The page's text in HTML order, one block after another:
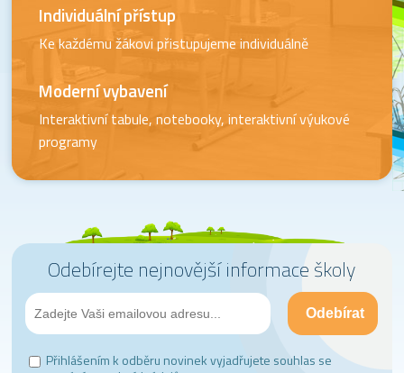
Individuální přístup
Ke každému žákovi přistupujeme individuálně
Moderní vybavení
Interaktivní tabule, notebooky, interaktivní výukové
programy
Odebírejte nejnovější informace školy
Přihlášením k odběru novinek vyjadřujete souhlas se